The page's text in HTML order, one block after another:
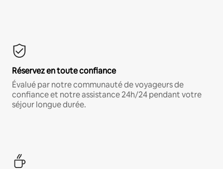
Réservez en toute confiance
Évalué par notre communauté de voyageurs de
confiance et notre assistance 24h/24 pendant votre
séjour longue durée.